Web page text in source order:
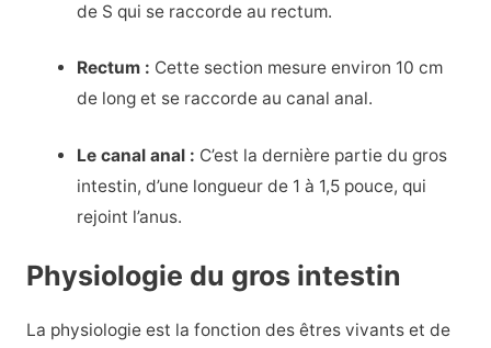
de S qui se raccorde au rectum.
Rectum : Cette section mesure environ 10 cm
de long et se raccorde au canal anal.
Le canal anal : C’est la dernière partie du gros
intestin, d’une longueur de 1 à 1,5 pouce, qui
rejoint l’anus.
Physiologie du gros intestin
La physiologie est la fonction des êtres vivants et de